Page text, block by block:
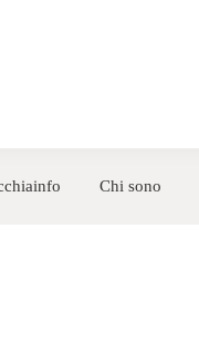
Chi sono